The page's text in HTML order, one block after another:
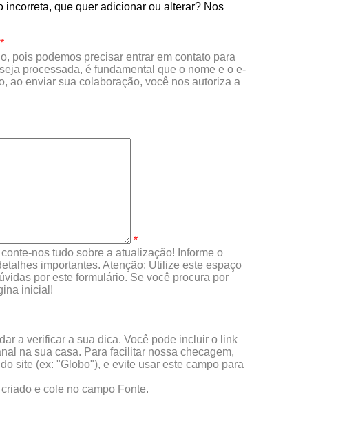
incorreta, que quer adicionar ou alterar? Nos
*
pois podemos precisar entrar em contato para
processada, é fundamental que o nome e o e-
ao enviar sua colaboração, você nos autoriza a
*
nos tudo sobre a atualização! Informe o
importantes. Atenção: Utilize este espaço
por este formulário. Se você procura por
inicial!
a verificar a sua dica. Você pode incluir o link
na sua casa. Para facilitar nossa checagem,
site (ex: "Globo"), e evite usar este campo para
e cole no campo Fonte.